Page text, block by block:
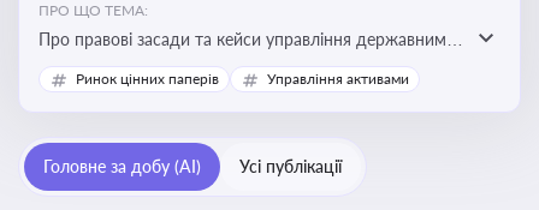
ПРО ЩО ТЕМА:
Про правові засади та кейси управління державними,
комунальними та корпоративними активами, для
юристів і керівників, які відповідають за збереження
Ринок цінних паперів Управління активами
Головне за добу (AI) Усі публікації